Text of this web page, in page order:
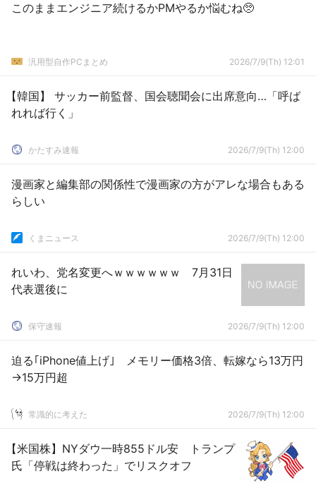
このままエンジニア続けるかPMやるか悩むね🥺
汎用型自作PCまとめ 2026/7/9(Th) 12:01
【韓国】 サッカー前監督、国会聴聞会に出席意向…「呼ば
れれば行く」
かたすみ速報 2026/7/9(Th) 12:00
漫画家と編集部の関係性で漫画家の方がアレな場合もある
らしい
くまニュース 2026/7/9(Th) 12:00
れいわ、党名変更へｗｗｗｗｗｗ 7月31日
代表選後に
保守速報 2026/7/9(Th) 12:00
迫る｢iPhone値上げ｣ メモリー価格3倍、転嫁なら13万円
→15万円超
常識的に考えた 2026/7/9(Th) 12:00
【米国株】NYダウ一時855ドル安 トランプ
氏「停戦は終わった」でリスクオフ